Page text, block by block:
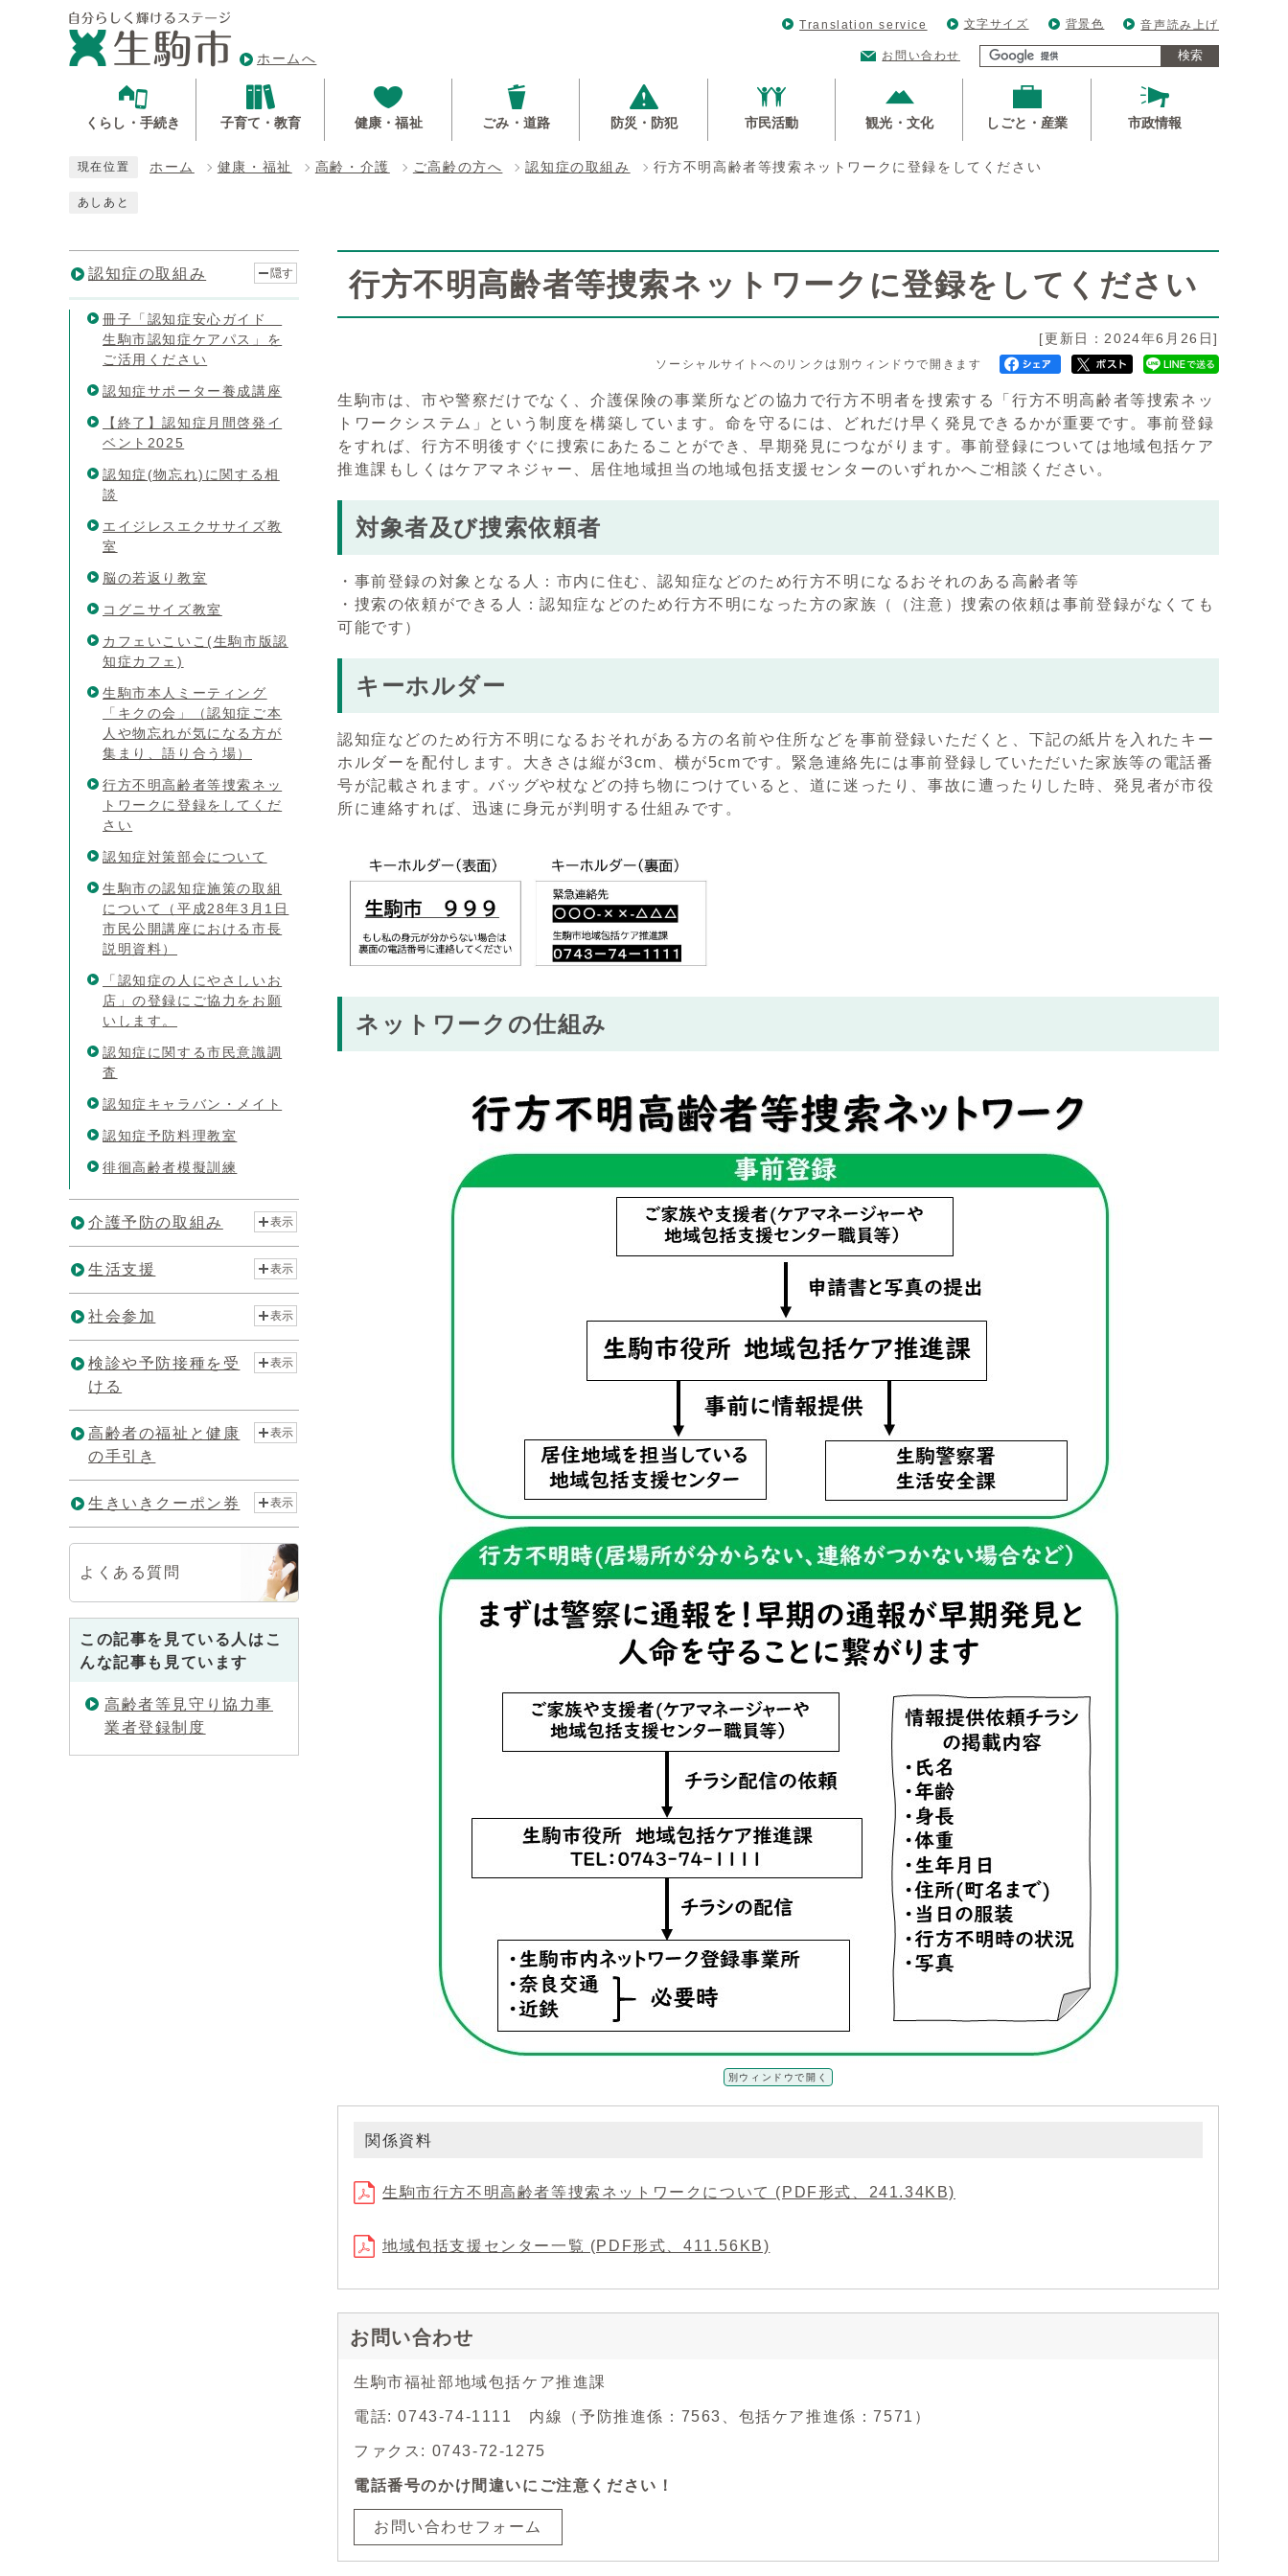
ホームへ
Translation service 文字サイズ 背景色 音声読み上げ
お問い合わせ 検索
くらし・手続き 子育て・教育 健康・福祉 ごみ・道路 防災・防犯 市民活動 観光・文化 しごと・産業 市政情報
現在位置 ホーム 健康・福祉 高齢・介護 ご高齢の方へ 認知症の取組み 行方不明高齢者等捜索ネットワークに登録をしてください
あしあと
行方不明高齢者等捜索ネットワークに登録をしてください
[更新日：2024年6月26日]
ソーシャルサイトへのリンクは別ウィンドウで開きます
生駒市は、市や警察だけでなく、介護保険の事業所などの協力で行方不明者を捜索する「行方不明高齢者等捜索ネッ
トワークシステム」という制度を構築しています。命を守るには、どれだけ早く発見できるかが重要です。事前登録
をすれば、行方不明後すぐに捜索にあたることができ、早期発見につながります。事前登録については地域包括ケア
推進課もしくはケアマネジャー、居住地域担当の地域包括支援センターのいずれかへご相談ください。
対象者及び捜索依頼者
・事前登録の対象となる人：市内に住む、認知症などのため行方不明になるおそれのある高齢者等
・捜索の依頼ができる人：認知症などのため行方不明になった方の家族（（注意）捜索の依頼は事前登録がなくても
可能です）
キーホルダー
認知症などのため行方不明になるおそれがある方の名前や住所などを事前登録いただくと、下記の紙片を入れたキー
ホルダーを配付します。大きさは縦が3cm、横が5cmです。緊急連絡先には事前登録していただいた家族等の電話番
号が記載されます。バッグや杖などの持ち物につけていると、道に迷ったり、事故に遭ったりした時、発見者が市役
所に連絡すれば、迅速に身元が判明する仕組みです。
ネットワークの仕組み
別ウィンドウで開く
関係資料
生駒市行方不明高齢者等捜索ネットワークについて (PDF形式、241.34KB)
地域包括支援センター一覧 (PDF形式、411.56KB)
お問い合わせ
生駒市福祉部地域包括ケア推進課
電話: 0743-74-1111 内線（予防推進係：7563、包括ケア推進係：7571）
ファクス: 0743-72-1275
電話番号のかけ間違いにご注意ください！
お問い合わせフォーム
認知症の取組み 隠す
冊子「認知症安心ガイド
生駒市認知症ケアパス」を
ご活用ください
認知症サポーター養成講座
【終了】認知症月間啓発イ
ベント2025
認知症(物忘れ)に関する相
談
エイジレスエクササイズ教
室
脳の若返り教室
コグニサイズ教室
カフェいこいこ(生駒市版認
知症カフェ)
生駒市本人ミーティング
「キクの会」（認知症ご本
人や物忘れが気になる方が
集まり、語り合う場）
行方不明高齢者等捜索ネッ
トワークに登録をしてくだ
さい
認知症対策部会について
生駒市の認知症施策の取組
について（平成28年3月1日
市民公開講座における市長
説明資料）
「認知症の人にやさしいお
店」の登録にご協力をお願
いします。
認知症に関する市民意識調
査
認知症キャラバン・メイト
認知症予防料理教室
徘徊高齢者模擬訓練
介護予防の取組み 表示
生活支援 表示
社会参加 表示
検診や予防接種を受
ける
表示
高齢者の福祉と健康
の手引き
表示
生きいきクーポン券 表示
よくある質問
この記事を見ている人はこ
んな記事も見ています
高齢者等見守り協力事
業者登録制度